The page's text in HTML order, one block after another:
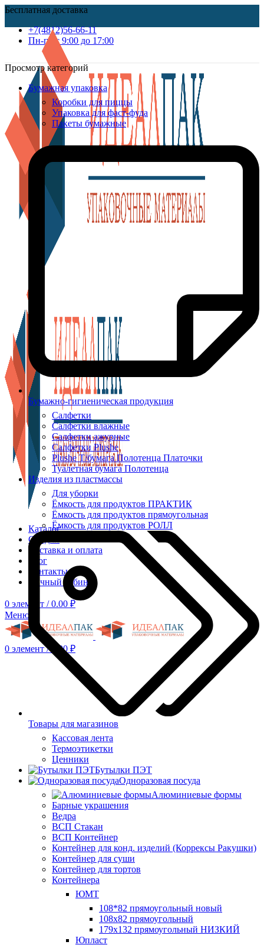
Бесплатная доставка
+7(4812)56-66-11
Пн-пт c 9:00 до 17:00
Каталог
Скидки
Доставка и оплата
Блог
Контакты
Личный кабинет
0 элемент / 0.00 ₽
Меню
0 элемент / 0.00 ₽
Просмотр категорий
Бумажная упаковка
Коробки для пиццы
Упаковка для фаст-фуда
Пакеты бумажные
Бумажно-гигиеническая продукция
Салфетки
Салфетки влажные
Салфетки ажурные
Салфетки Plushe
Plushe Т/бумага Полотенца Платочки
Туалетная бумага Полотенца
Изделия из пластмассы
Для уборки
Ёмкость для продуктов ПРАКТИК
Ёмкость для продуктов прямоугольная
Ёмкость для продуктов РОЛЛ
Товары для магазинов
Кассовая лента
Термоэтикетки
Ценники
Бутылки ПЭТ
Одноразовая посуда
Алюминиевые формы
Барные украшения
Ведра
ВСП Стакан
ВСП Контейнер
Контейнер для конд. изделий (Коррексы Ракушки)
Контейнер для суши
Контейнер для тортов
Контейнера
ЮМТ
108*82 прямоугольный новый
108х82 прямоугольный
179х132 прямоугольный НИЗКИЙ
Юпласт